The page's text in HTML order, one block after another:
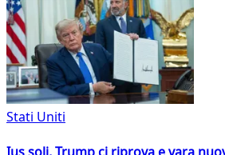
Stati Uniti